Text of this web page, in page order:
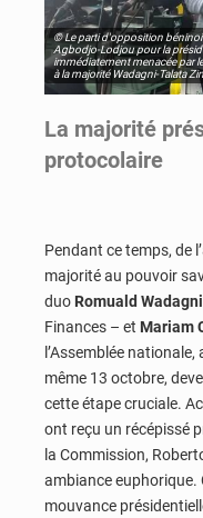
© Le parti d'opposition
Agbodjo-Lodjou pour la
immédiatement menacée par
à la majorité Wadagni-Talata
La majorité
protocolaire
Pendant ce temps, de
majorité au pouvoir
duo Romuald Wadagni
Finances – et Mariam
l’Assemblée
même 13 octobre,
cette étape cruciale.
ont reçu un récépissé
la Commission,
ambiance euphorique.
mouvance